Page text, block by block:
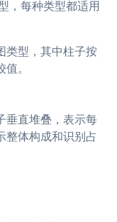
，每种类型都适用
类型，其中柱子按
。
垂直堆叠，表示每
整体构成和识别占